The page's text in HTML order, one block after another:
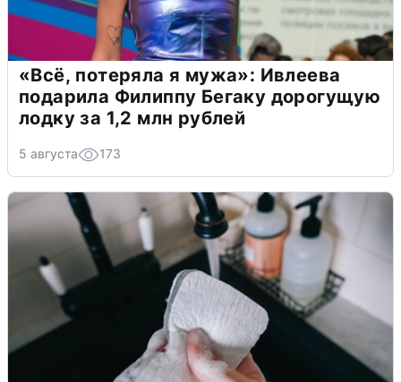
«Всё, потеряла я мужа»: Ивлеева
подарила Филиппу Бегаку дорогущую
лодку за 1,2 млн рублей
5 августа 173